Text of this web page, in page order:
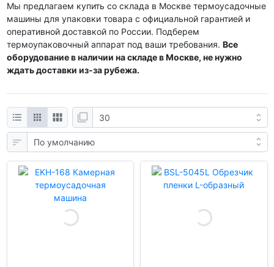
Мы предлагаем купить со склада в Москве термоусадочные
машины для упаковки товара с официальной гарантией и
оперативной доставкой по России. Подберем
термоупаковочный аппарат под ваши требования. Все
оборудование в наличии на складе в Москве, не нужно
ждать доставки из-за рубежа.